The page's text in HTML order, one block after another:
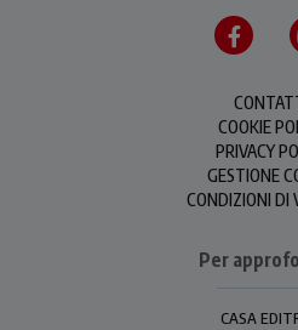
COOKIE
PRIVACY
GESTIONE
CONDIZIONI DI
Per
CASA